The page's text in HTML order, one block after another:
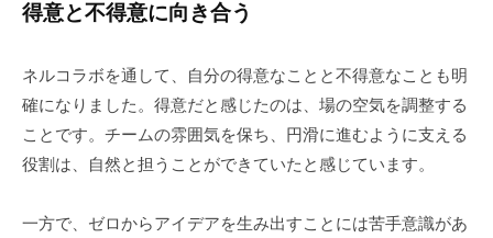
得意と不得意に向き合う
ネルコラボを通して、自分の得意なことと不得意なことも明
確になりました。得意だと感じたのは、場の空気を調整する
ことです。チームの雰囲気を保ち、円滑に進むように支える
役割は、自然と担うことができていたと感じています。
一方で、ゼロからアイデアを生み出すことには苦手意識があ